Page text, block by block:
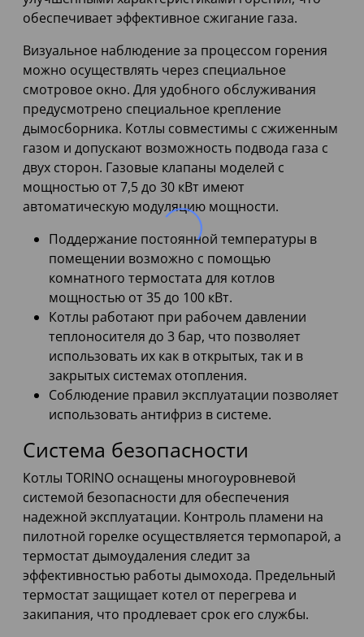
обеспечивает эффективное сжигание газа.
Визуальное наблюдение за процессом горения
можно осуществлять через специальное
смотровое окно. Для удобного обслуживания
предусмотрено специальное крепление
дымосборника. Котлы совместимы с сжиженным
газом и допускают возможность подвода газа с
двух сторон. Газовые клапаны моделей с
мощностью от 7,5 до 30 кВт имеют
автоматическую модуляцию мощности.
Поддержание постоянной температуры в
помещении возможно с помощью
комнатного термостата для котлов
мощностью от 35 до 100 кВт.
Котлы работают при рабочем давлении
теплоносителя до 3 бар, что позволяет
использовать их как в открытых, так и в
закрытых системах отопления.
Соблюдение правил эксплуатации позволяет
использовать антифриз в системе.
Система безопасности
Котлы TORINO оснащены многоуровневой
системой безопасности для обеспечения
надежной эксплуатации. Контроль пламени на
пилотной горелке осуществляется термопарой, а
термостат дымоудаления следит за
эффективностью работы дымохода. Предельный
термостат защищает котел от перегрева и
закипания, что продлевает срок его службы.